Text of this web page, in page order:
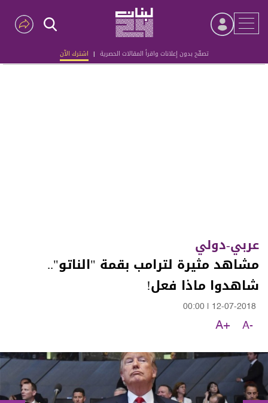
تصفّح بدون إعلانات واقرأ المقالات الحصرية | اشترك الآن
Advertisement
عربي-دولي
مشاهد مثيرة لترامب بقمة "الناتو"..
شاهدوا ماذا فعل!
12-07-2018
00:00
A-
A+